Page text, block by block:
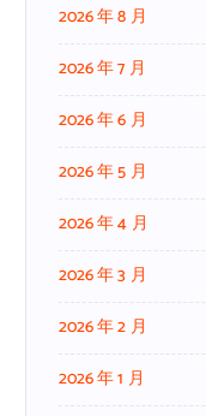
2026 年 8 月
2026 年 7 月
2026 年 6 月
2026 年 5 月
2026 年 4 月
2026 年 3 月
2026 年 2 月
2026 年 1 月